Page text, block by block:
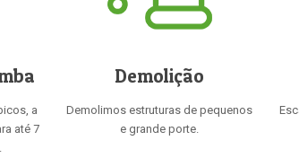
a
até 7
Demolição
Demolimos estruturas de pequenos
e grande porte.